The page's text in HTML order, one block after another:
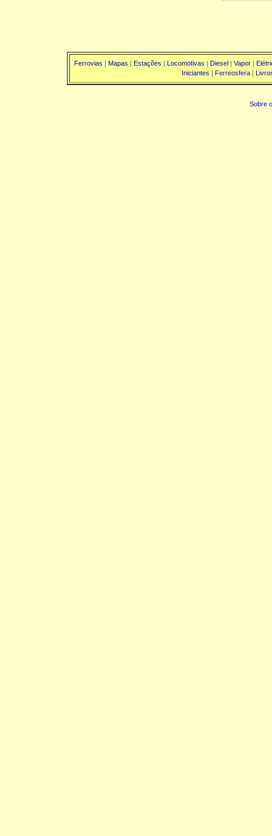
Ferrovias | Mapas | Estações | Locomotivas | Diesel | Vapor |
Iniciantes |Ferreosfera |
Sobre